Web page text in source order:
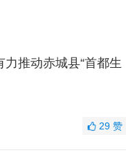
推动赤城县“首都生
29 赞